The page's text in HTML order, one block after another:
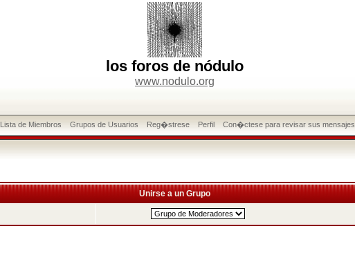
los foros de nódulo
www.nodulo.org
Lista de Miembros Grupos de Usuarios Reg�strese Perfil Con�ctese para revisar sus mensajes
Unirse a un Grupo